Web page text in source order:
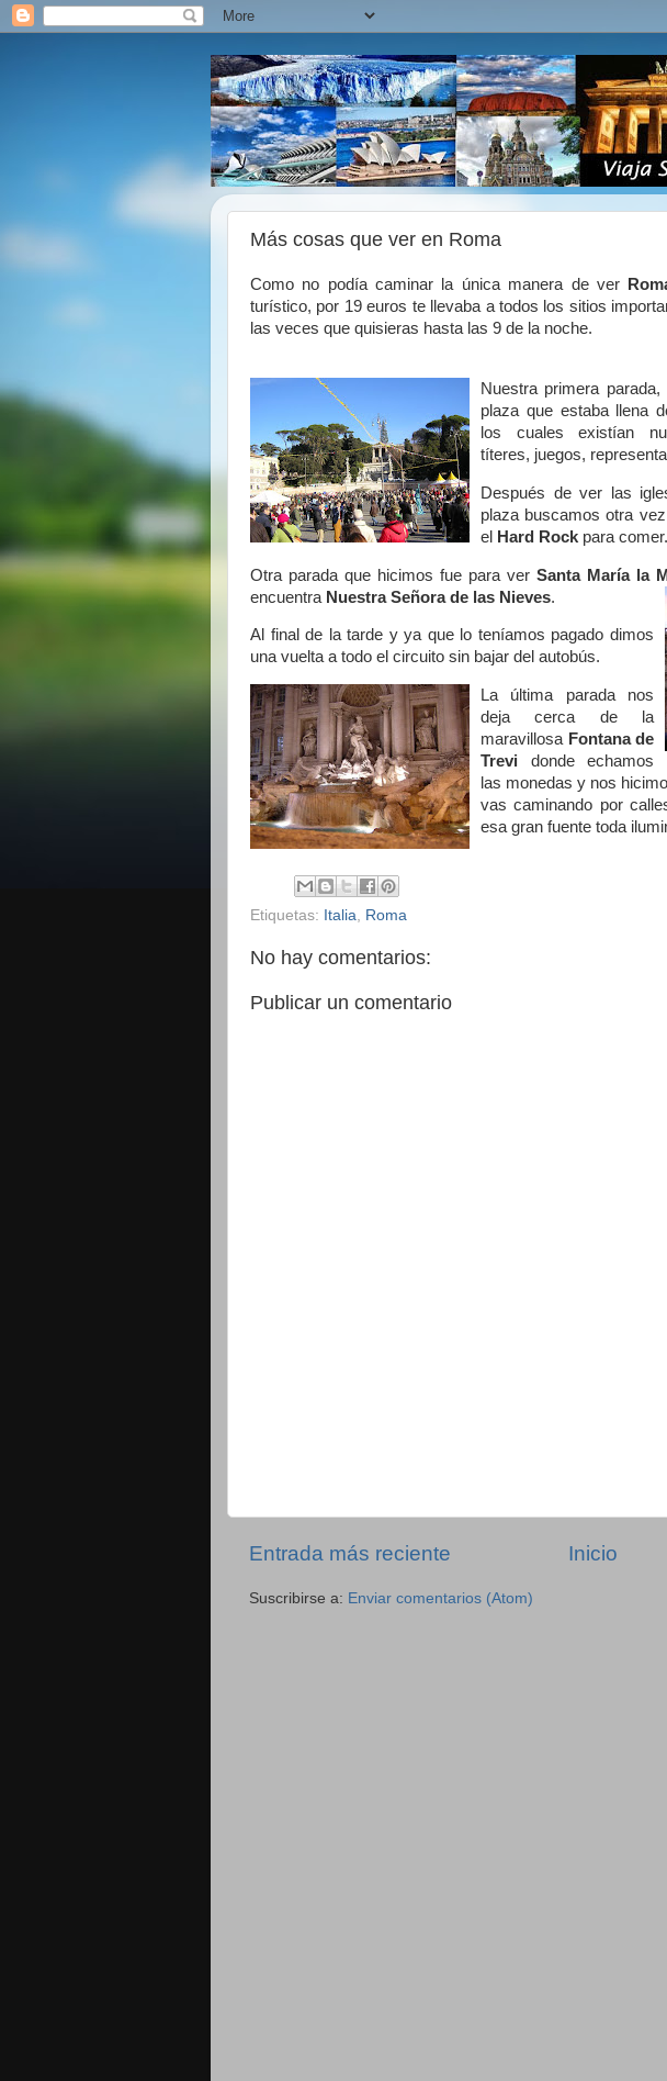
Más cosas que ver en Roma
Como no podía caminar la única manera de ver
turístico, por 19 euros te llevaba a todos los sitios
las veces que quisieras hasta las 9 de la noche.
Nuestra primera parada,
plaza que estaba llena
los cuales existían
títeres, juegos,
Después de ver las
plaza buscamos otra
el
Hard Rock para comer.
Otra parada que hicimos fue para ver Santa María la
encuentra Nuestra Señora de las Nieves.
Al final de la tarde y ya que lo teníamos pagado dimos
una vuelta a todo el circuito sin bajar del autobús.
La última parada nos
deja cerca de la
maravillosa Fontana de
Trevi donde echamos
las monedas y nos
vas caminando por
esa gran fuente toda
Etiquetas: Italia Roma
No hay comentarios:
Publicar un comentario
Entrada más reciente Inicio
Suscribirse a: Enviar comentarios (Atom)